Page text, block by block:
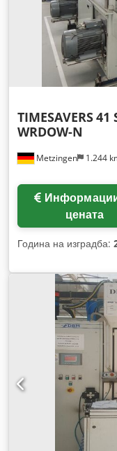
Metzingen 1.244
TIMESAVERS41
WRDOW-N
цената
Година на изградба: